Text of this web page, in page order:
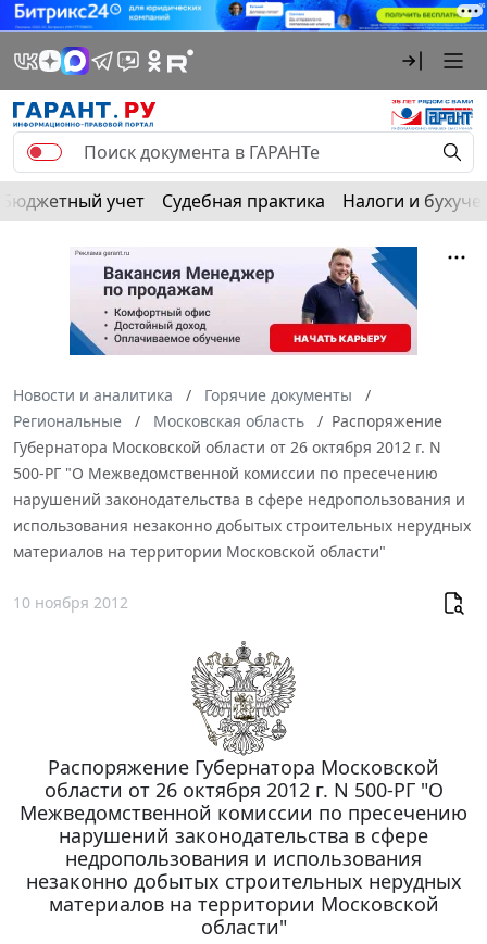
Бюджетный учет Судебная практика Налоги и
Новости и аналитика
Горячие документы
Региональные
Московская область
Распоряжение
Губернатора Московской области от 26 октября 2012 г. N
500-РГ "О Межведомственной комиссии по пресечению
нарушений законодательства в сфере недропользования и
использования незаконно добытых строительных нерудных
материалов на территории Московской области"
10 ноября 2012
Распоряжение Губернатора Московской
области от 26 октября 2012 г. N 500-РГ "О
Межведомственной комиссии по пресечению
нарушений законодательства в сфере
недропользования и использования
незаконно добытых строительных нерудных
материалов на территории Московской
области"